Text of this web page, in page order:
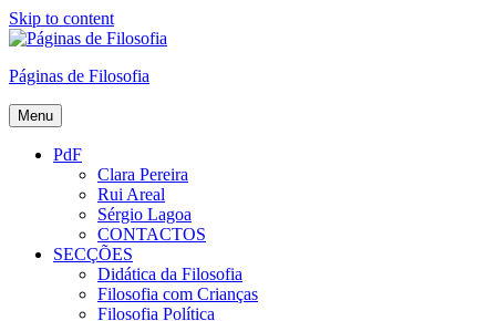
Skip to content
Páginas de Filosofia
Menu
PdF
Clara Pereira
Rui Areal
Sérgio Lagoa
CONTACTOS
SECÇÕES
Didática da Filosofia
Filosofia com Crianças
Filosofia Política